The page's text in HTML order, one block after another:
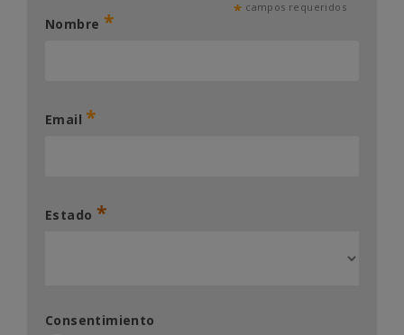
* campos requeridos
Nombre *
Email*
Estado *
Consentimiento